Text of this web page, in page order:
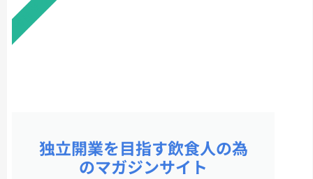
独立開業を目指す飲食人の為
のマガジンサイト